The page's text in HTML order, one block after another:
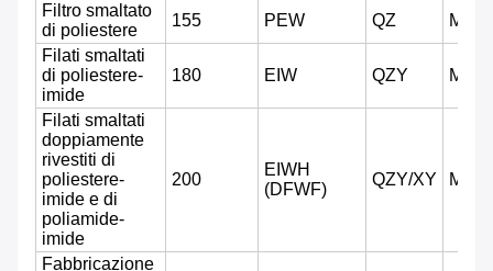
Filtro smaltato
di poliestere
155 PEW QZ
Filati smaltati
di poliestere-
imide
180 EIW QZY
Filati smaltati
doppiamente
rivestiti di
poliestere-
imide e di
poliamide-
imide
200
EIWH
(DFWF)
QZY/XY
Fabbricazione